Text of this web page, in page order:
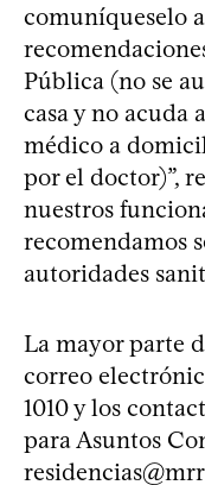
comuníqueselo
Pública (no se
casa y no acuda
médico a
por el doctor)”,
nuestros
recomendamos
autoridades
La mayor parte
correo
1010 y los
para Asuntos